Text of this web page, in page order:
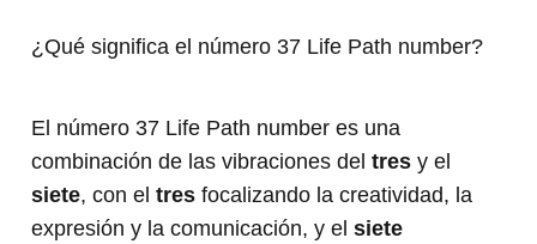
¿Qué significa el número 37 Life Path number?
El número 37 Life Path number es una
combinación de las vibraciones del tres y el
siete, con el tres focalizando la creatividad, la
expresión y la comunicación, y el siete